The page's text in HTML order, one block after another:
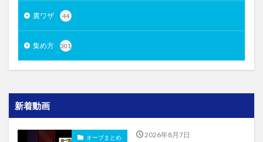
裏ワザ 44
集め方 301
新着動画
オーブまとめ 2026年8月7日